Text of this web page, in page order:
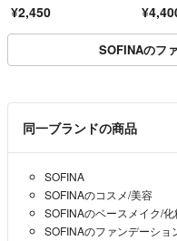
¥2,450
SOFINAのフ
同一ブランドの商品
SOFINA
SOFINAのコスメ/美容
SOFINAのベースメイク/
SOFINAのファンデーショ